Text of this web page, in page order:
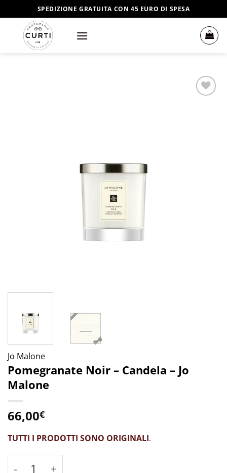
ai
contenuti
SPEDIZIONE GRATUITA CON 45 EURO DI SPESA
Jo Malone
Pomegranate Noir – Candela – Jo
Malone
66,00€
TUTTI I PRODOTTI SONO ORIGINALI.
Pomegranate Noir - Candela - Jo Malone